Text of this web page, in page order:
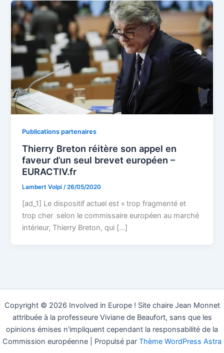
Publications partenaires
Thierry Breton réitère son appel en
faveur d’un seul brevet européen –
EURACTIV.fr
Lambert Volpi/26/05/2020
[ad_1] Le dispositif actuel est « trop fragmenté et
trop cher selon le commissaire européen au marché
intérieur, Thierry Breton, qui […]
Copyright © 2026 Involved in Europe ! Site chaire Jean Monnet
attribuée à la professeure Viviane de Beaufort, sans que les
opinions émises n'impliquent cependant la responsabilité de la
Commission européenne | Propulsé par Thème WordPress Astra